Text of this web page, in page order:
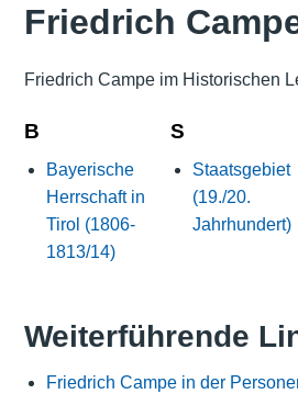
Friedrich
Friedrich Campe im Historischen
B
Bayerische
Herrschaft in
Tirol (1806-
1813/14)
S
Staatsgebiet
(19./20.
Jahrhundert)
Weiterführende
Friedrich Campe in der